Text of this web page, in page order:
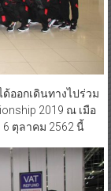
ออกเดินทางไปร่วม
2019 ณ เมือ
6 ตุลาคม 2562 นี้